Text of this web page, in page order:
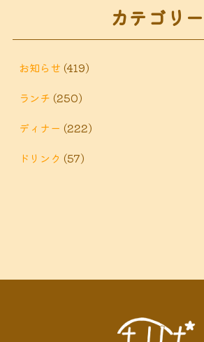
鶴巻 カフェ
ィナー鶴巻 ランチ
泉鶴巻温泉駅
カテゴリー
お知らせ (419)
ランチ (250)
ディナー (222)
ドリンク (57)